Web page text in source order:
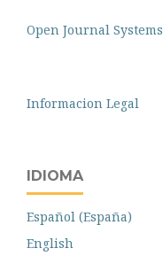
Open Journal Systems
Informacion Legal
IDIOMA
Español (España)
English